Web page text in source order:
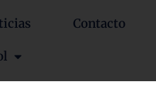
Contacto